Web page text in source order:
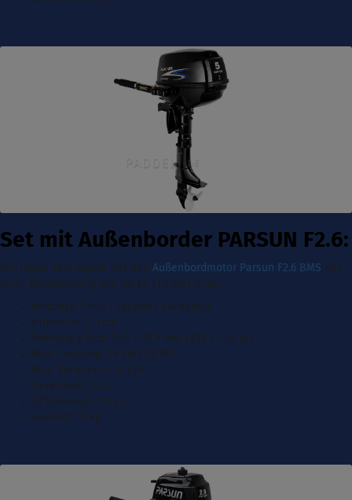
Set mit Außenborder PARSUN F2.6:
Wir fügen dem Grund-Set den Außenbordmotor Parsun F2.6 BMS mit
einer Nennleistung von 2,6 PS (1,9 kW) hinzu.
Motortyp: OHV, 1 Zylinder, Viertakter
Hubraum: 72 ccm
Bohrung x Hub: 54,0 × 31,5 mm (2,13 × 1,24 in.)
Max. Leistung: 1,9 kW (2,6 PS)
Max. Verbrauch: 1,1 L/h
Tankinhalt: 1,2 L
Ölfüllmenge: 0,35 L
Gewicht: 17 kg